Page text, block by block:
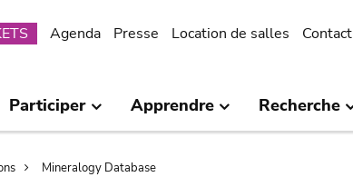
Agenda Presse Location de salles Contact
Participer Apprendre Recherche
Mineralogy Database